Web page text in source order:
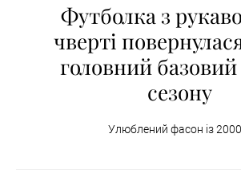
Футболка з
чверті
головний
сезону
Улюблений фасон із